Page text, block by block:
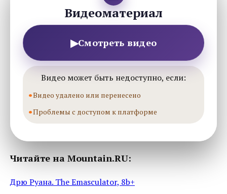
Видеоматериал
▶Смотреть видео
Видео может быть недоступно, если:
Видео удалено или перенесено
Проблемы с доступом к платформе
Читайте на Mountain.RU:
Дрю Руана. The Emasculator, 8b+